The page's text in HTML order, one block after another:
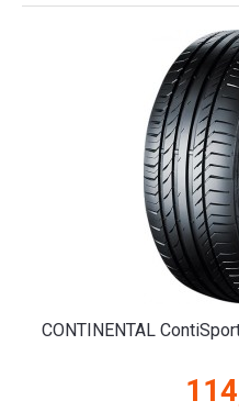
CONTINENTAL